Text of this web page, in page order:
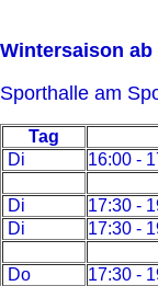
Wintersaison ab
Sporthalle am
Tag
Di
16:00 -
Di 17:30 -
Di
17:30 -
Do 17:30 -